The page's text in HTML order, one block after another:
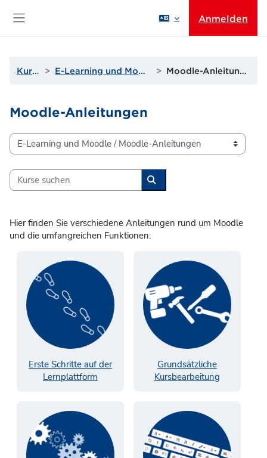
Anmelden
Kurse E-Learning und Moodle Moodle-Anleitungen
Moodle-Anleitungen
Kursbereiche
Kurse suchen
Kurse suchen
Hier finden Sie verschiedene Anleitungen rund um Moodle
und die umfangreichen Funktionen:
Erste Schritte auf der
Lernplattform
Grundsätzliche
Kursbearbeitung